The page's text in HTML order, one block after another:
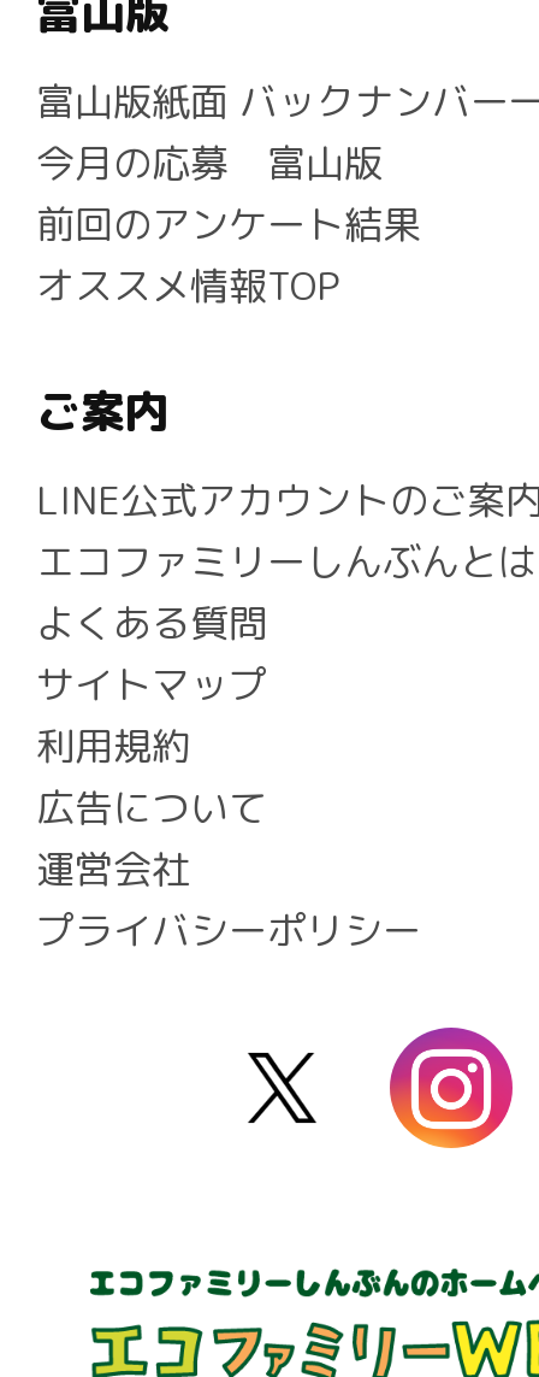
富山版紙面 バックナンバー
今月の応募 富山版
前回のアンケート結果
オススメ情報TOP
ご案内
LINE公式アカウントのご案
エコファミリーしんぶんとは
よくある質問
サイトマップ
利用規約
広告について
運営会社
プライバシーポリシー